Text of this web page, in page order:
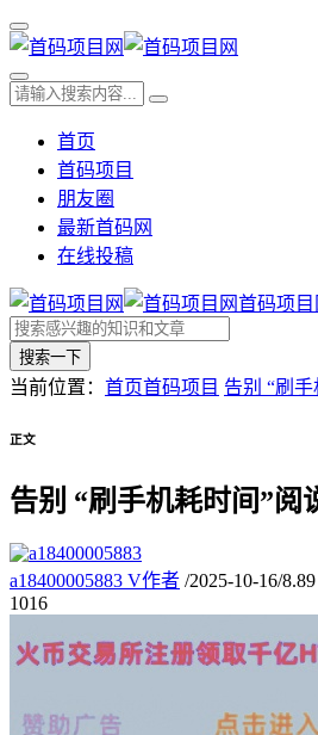
首页
首码项目
朋友圈
最新首码网
在线投稿
首码项目
搜索一下
当前位置： 首页首码项目 告别 “刷
正文
告别 “刷手机耗时间”阅
a18400005883 V作者 /2025-10-16/
1016